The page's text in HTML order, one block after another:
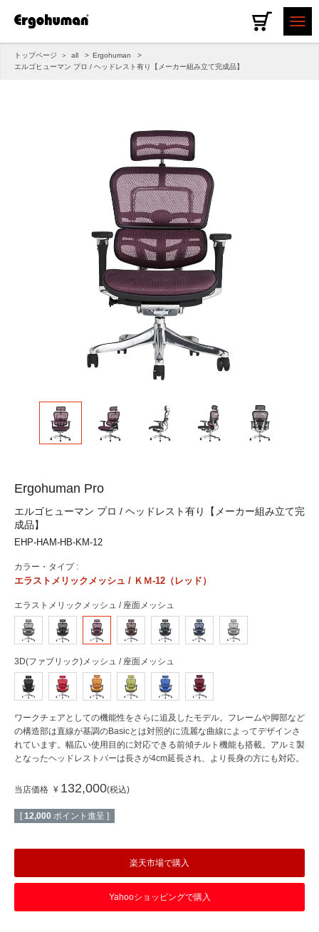
トップページ all
Ergohuman
エルゴヒューマン プロ / ヘッドレスト有り【メーカー組み立て完成品】
Ergohuman Pro
エルゴヒューマン プロ / ヘッドレスト有り【メーカー組み立て完
成品】
EHP-HAM-HB-KM-12
カラー・タイプ :
エラストメリックメッシュ / ＫＭ-12（レッド）
エラストメリックメッシュ / 座面メッシュ
3D(ファブリック)メッシュ / 座面メッシュ
ワークチェアとしての機能性をさらに追及したモデル。フレームや脚部など
の構造部は直線が基調のBasicとは対照的に流麗な曲線によってデザインさ
れています。幅広い使用目的に対応できる前傾チルト機能も搭載。アルミ製
となったヘッドレストバーは長さが4cm延長され、より長身の方にも対応。
当店価格 ¥ 132,000 税込
[ 12,000 ポイント進呈 ]
楽天市場で購入
Yahooショッピングで購入